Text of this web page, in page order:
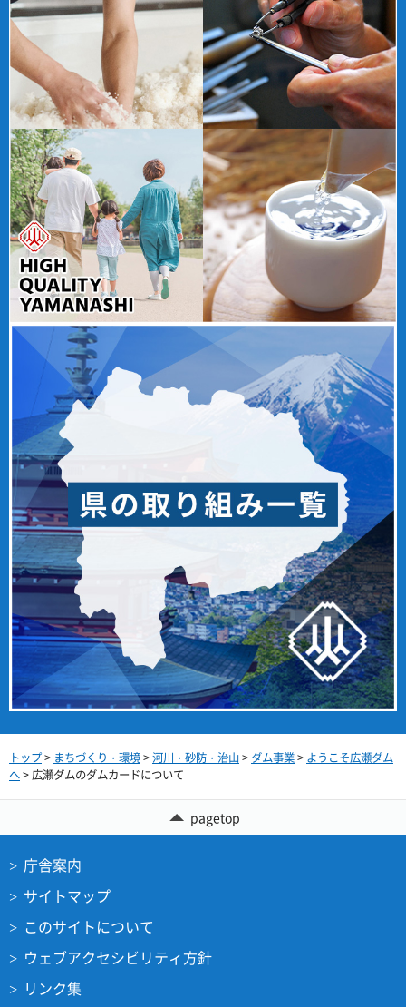
トップ> まちづくり・環境>河川・砂防・治山> ダム事業> ようこそ広瀬ダム
へ> 広瀬ダムのダムカードについて
pagetop
庁舎案内
サイトマップ
このサイトについて
ウェブアクセシビリティ方針
リンク集